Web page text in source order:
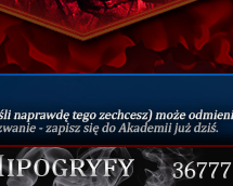
36777